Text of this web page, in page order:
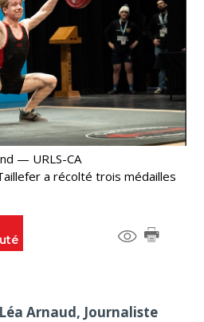
— URLS-CA
a récolté trois médailles
Arnaud, Journaliste